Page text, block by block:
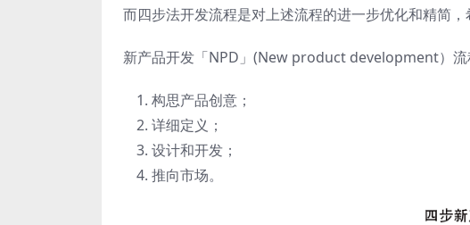
而四步法开发流程是对上述流程的进一步优化和精简，
新产品开发「NPD」(New product development）流
构思产品创意；
详细定义；
设计和开发；
推向市场。